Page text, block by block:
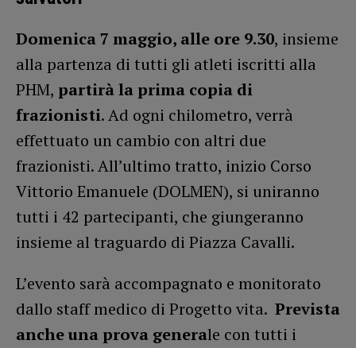
Domenica 7 maggio, alle ore 9.30, insieme
alla partenza di tutti gli atleti iscritti alla
PHM, partirà la prima copia di
frazionisti. Ad ogni chilometro, verrà
effettuato un cambio con altri due
frazionisti. All’ultimo tratto, inizio Corso
Vittorio Emanuele (DOLMEN), si uniranno
tutti i 42 partecipanti, che giungeranno
insieme al traguardo di Piazza Cavalli.
L’evento sarà accompagnato e monitorato
dallo staff medico di Progetto vita. Prevista
anche una prova generale con tutti i